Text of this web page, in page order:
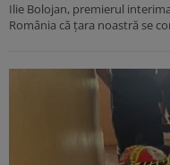
Ilie Bolojan, premierul
România că țara noastră se